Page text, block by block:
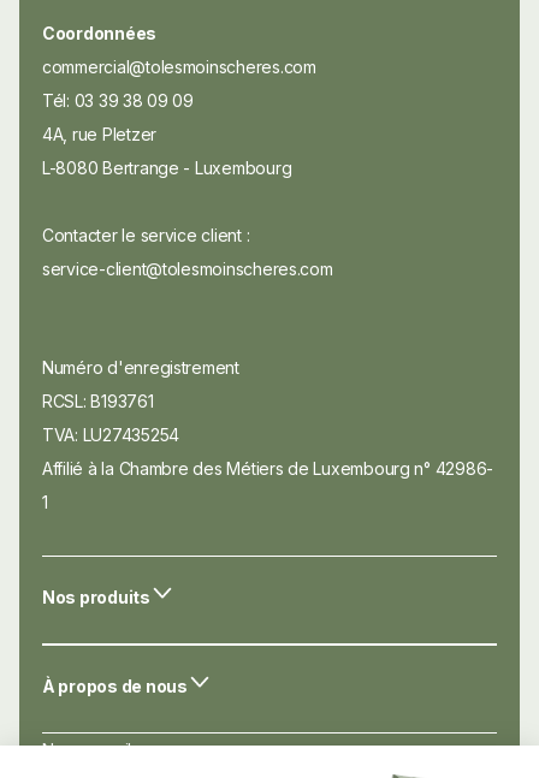
Coordonnées
commercial@tolesmoinscheres.com
Tél: 03 39 38 09 09
4A, rue Pletzer
L-8080 Bertrange - Luxembourg
Contacter le service client :
service-client@tolesmoinscheres.com
Numéro d'enregistrement
RCSL: B193761
TVA: LU27435254
Affilié à la Chambre des Métiers de Luxembourg n° 42986-
1
À propos de nous
Nos conseils
Nos produits